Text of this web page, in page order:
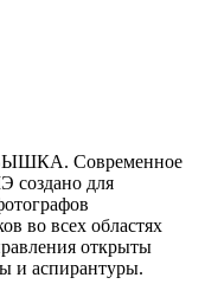
ВЫШКА. Современное
создано для
во всех областях
открыты
и аспирантуры.